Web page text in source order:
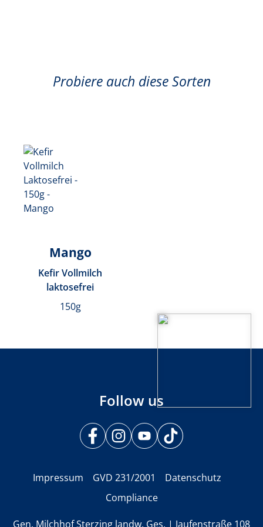
Probiere auch diese Sorten
Mango
Kefir Vollmilch
laktosefrei
150g
Follow us
Impressum GVD 231/2001
Datenschutz
Compliance
Gen. Milchhof Sterzing landw. Ges. | Jaufenstraße 108